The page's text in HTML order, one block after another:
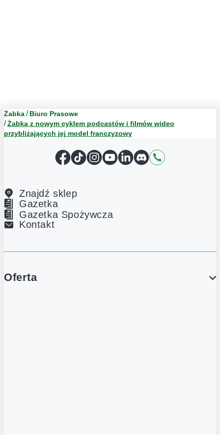
Żabka
Biuro Prasowe
Żabka z nowym cyklem podcastów i filmów wideo
przybliżających jej model franczyzowy
Facebook
TikTokInstagram
YouTubeLinkedIn
Discord
Znajdź sklep
Gazetka
Gazetka Spożywcza
Kontakt
Oferta